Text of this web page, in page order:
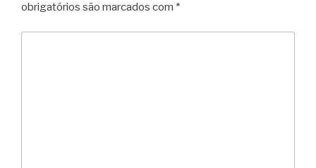
obrigatórios são marcados com *